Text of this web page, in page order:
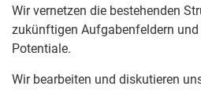
Wir vernetzen die bestehenden
zukünftigen Aufgabenfeldern
Potentiale.
Wir bearbeiten und diskutieren